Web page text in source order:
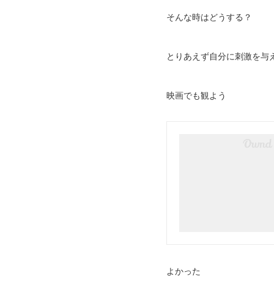
そんな時はどうする？
とりあえず自分に刺激を与
映画でも観よう
よかった